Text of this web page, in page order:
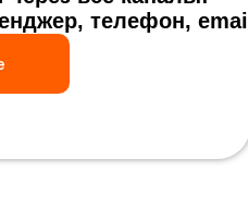
телефон, email